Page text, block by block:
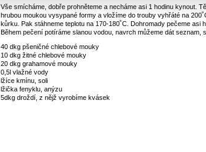
Vše smícháme, dobře prohněteme a necháme asi 1 hodinu kynout.
hrubou moukou vysypané formy a vložíme do trouby vyhřáté na
kůrku. Pak stáhneme teplotu na 170-180˚C. Dohromady pečeme asi
Během pečení potíráme slanou vodou, navrch můžeme dát seznam,
40 dkg pšeničné chlebové mouky
10 dkg žitné chlebové mouky
20 dkg grahamové mouky
0,5l vlažné vody
lžíce kmínu, soli
lžička fenyklu, anýzu
5dkg droždí, z nějž vyrobíme kvásek